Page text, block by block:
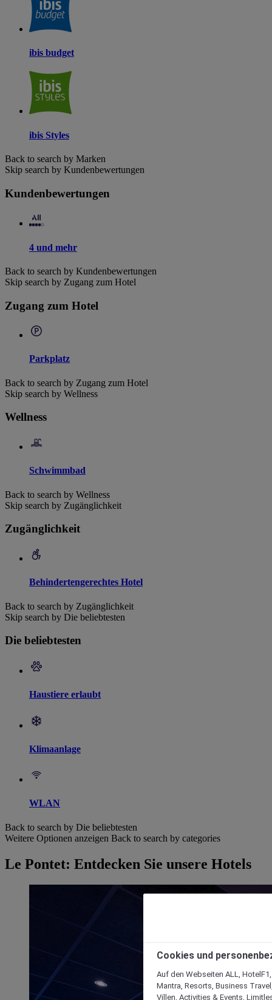
ibis budget
ibis Styles
Back to search by Marken
Skip search by Kundenbewertungen
Kundenbewertungen
4 und mehr
Back to search by Kundenbewertungen
Skip search by Zugang zum Hotel
Zugang zum Hotel
Parkplatz
Back to search by Zugang zum Hotel
Skip search by Wellness
Wellness
Schwimmbad
Back to search by Wellness
Skip search by Zugänglichkeit
Zugänglichkeit
Behindertengerechtes Hotel
Back to search by Zugänglichkeit
Skip search by Die beliebtesten
Die beliebtesten
Haustiere erlaubt
Klimaanlage
WLAN
Back to search by Die beliebtesten
Weitere Optionen anzeigen Back to search by categories
Le Pontet: Entdecken Sie unsere Hotels
Cookies und
Auf den Webseiten ALL,
Mantra, Resorts, Business
Villen, Activities & Events,